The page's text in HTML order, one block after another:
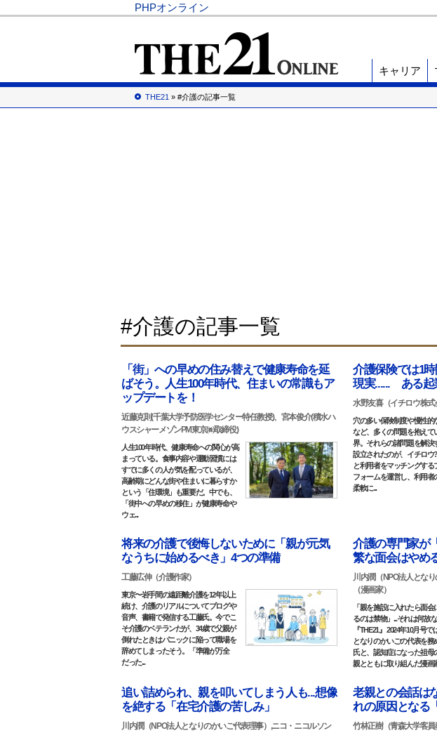
PHPオンライン
キャリア
THE21 » #介護の記事一覧
#介護の記事一覧
「街」への早めの住み替えで健康寿命を延
ばそう。人生100年時代、住まいの常識もア
ップデートを！
近藤克則(千葉大学予防医学センター特任教授)、宮本俊介(積水ハ
ウスシャーメゾンPM東京㈱取締役)
人生100年時代、健康寿命への関心が高
まっている。食事内容や運動習慣には
すでに多くの人が気を配っているが、
高齢期にどんな街や住まいに暮らすか
という「住環境」も重要だ。中でも、
「街中への早めの移住」が健康寿命や
ウェ...
介護保険では1
現実...... ある起
水野友喜（イチロウ株式
穴の多い保険制度や慢性的
など、多くの問題を抱えて
界。それらの諸問題を解決
設立されたのが、イチロウ
と利用者をマッチングする
フォームを運営し、利用者
柔軟に...
将来の介護で後悔しないために「親が元気
なうちに始めるべき」4つの準備
工藤広伸（介護作家）
東京〜岩手間の遠距離介護を12年以上
続け、介護のリアルについてブログや
音声、書籍で発信する工藤氏。今でこ
そ介護のベテランだが、34歳で父親が
倒れたときはパニックに陥って職場を
辞めてしまったそう。「準備が万全
だった...
介護の専門家が
繁な面会はやめ
川内潤（NPO法人とな
（漫画家）
「親を施設に入れたら面会
るのは禁物」...それは何故
『THE21』 2024年10月号
となりのかいごの代表を務
氏と、認知症になった祖母
親とともに取り組んだ漫画
追い詰められ、親を叩いてしまう人も...想像
を絶する「在宅介護の苦しみ」
川内潤（NPO法人となりのかいご代表理事）,ニコ・ニコルソン
老親との会話は
れの原因となる
竹林正樹（青森大学客員